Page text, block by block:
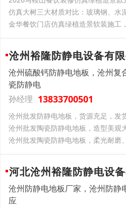
仿真大树三大材质对比：玻璃钢、水
金华餐饮门店仿真绿植造景软装施工
沧州裕隆防静电设备有
沧州硫酸钙防静电地板，沧州复
瓷防静电
孙经理 13833700501
沧州批发防静电地板，货源充足，发
沧州批发陶瓷防静电地板，造型美观
沧州批发陶瓷防静电地板，柔光耐磨
河北沧州裕隆防静电设
沧州防静电地板厂家，沧州防静
应